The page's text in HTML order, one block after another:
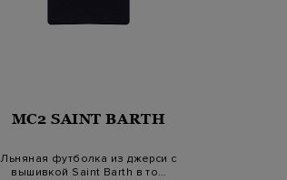
MC2 SAINT BARTH
Льняная футболка из джерси с
вышивкой Saint Barth в то…